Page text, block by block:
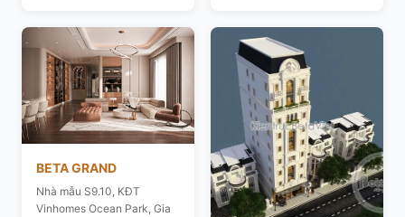
BETA GRAND
Nhà mẫu S9.10, KĐT
Vinhomes Ocean Park, Gia